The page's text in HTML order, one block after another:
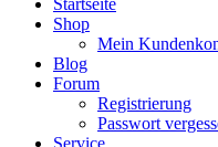
Startseite
Shop
Mein
Blog
Forum
Registrierung
Passwort
Service